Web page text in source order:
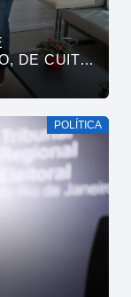
DE CUITÉ,
E
POLÍTICA